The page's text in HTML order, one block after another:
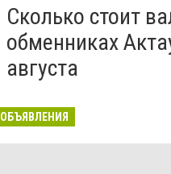
Сколько стоит
обменниках
августа
ОБЪЯВЛЕНИЯ